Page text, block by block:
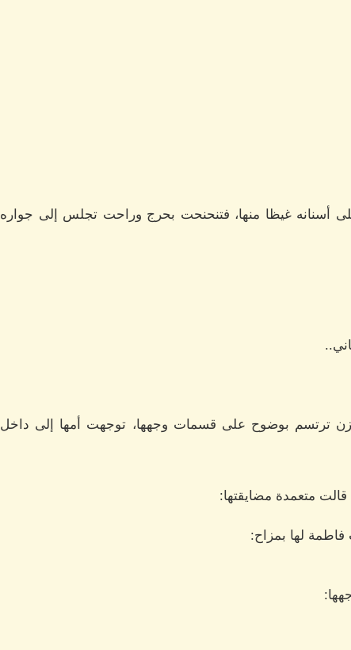
أسنانه غيظا منها، فتنحنحت بحرج وراحت تجلس إلى جواره
ترتسم بوضوح على قسمات وجهها، توجهت أمها إلى داخل
متعمدة مضايقتها:
لها بمزاح: